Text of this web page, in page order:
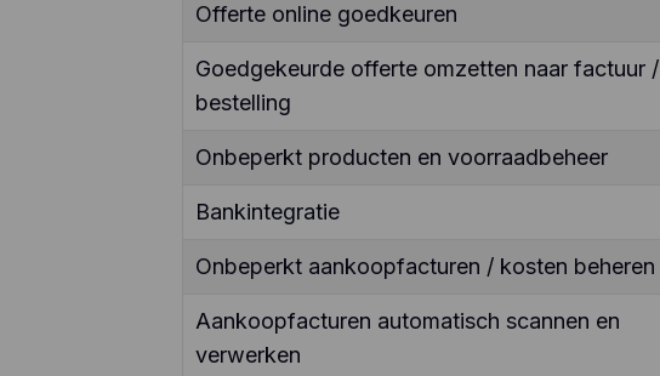
Offerte online goedkeuren
Goedgekeurde offerte omzetten naar factuur /
bestelling
Onbeperkt producten en voorraadbeheer
Bankintegratie
Onbeperkt aankoopfacturen / kosten beheren
Aankoopfacturen automatisch scannen en
verwerken